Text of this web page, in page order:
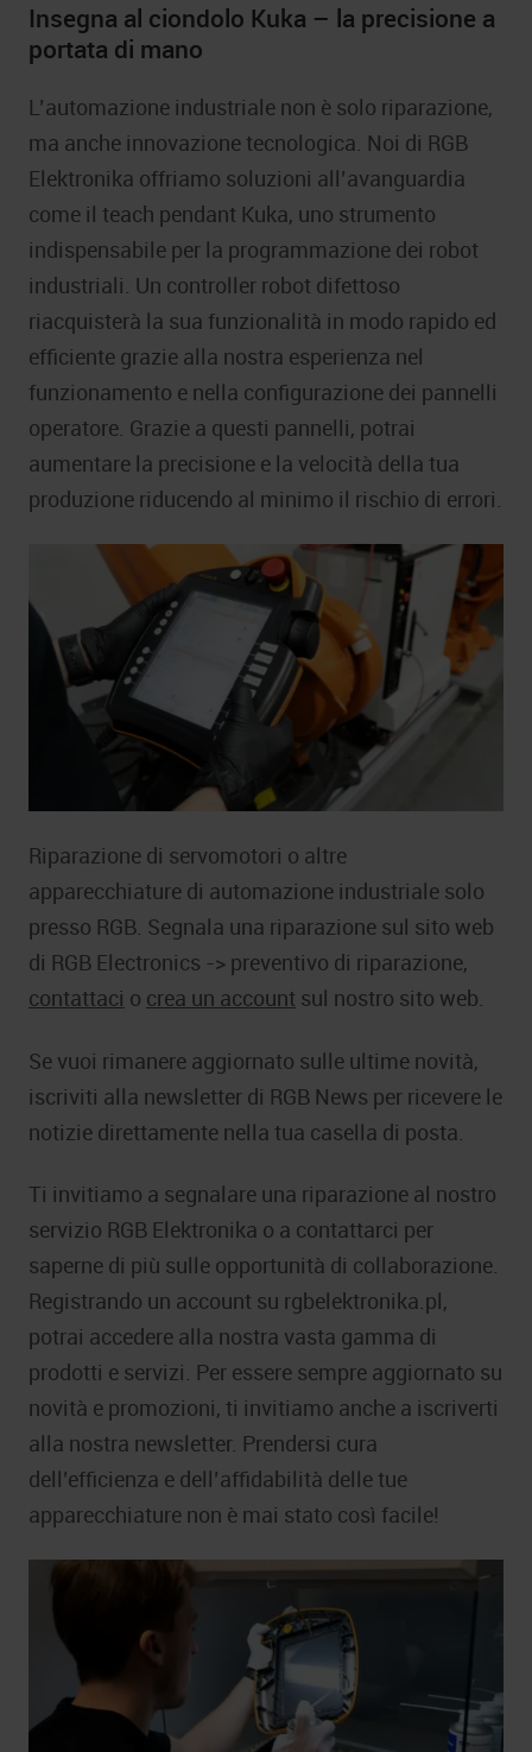
Insegna al ciondolo Kuka – la precisione a
portata di mano
L’automazione industriale non è solo riparazione,
ma anche innovazione tecnologica. Noi di RGB
Elektronika offriamo soluzioni all’avanguardia
come il teach pendant Kuka, uno strumento
indispensabile per la programmazione dei robot
industriali. Un controller robot difettoso
riacquisterà la sua funzionalità in modo rapido ed
efficiente grazie alla nostra esperienza nel
funzionamento e nella configurazione dei pannelli
operatore. Grazie a questi pannelli, potrai
aumentare la precisione e la velocità della tua
produzione riducendo al minimo il rischio di errori.
Riparazione di servomotori o altre
apparecchiature di automazione industriale solo
presso RGB. Segnala una riparazione sul sito web
di RGB Electronics -> preventivo di riparazione,
contattaci o crea un account sul nostro sito web.
Se vuoi rimanere aggiornato sulle ultime novità,
iscriviti alla newsletter di RGB News per ricevere le
notizie direttamente nella tua casella di posta.
Ti invitiamo a segnalare una riparazione al nostro
servizio RGB Elektronika o a contattarci per
saperne di più sulle opportunità di collaborazione.
Registrando un account su rgbelektronika.pl,
potrai accedere alla nostra vasta gamma di
prodotti e servizi. Per essere sempre aggiornato su
novità e promozioni, ti invitiamo anche a iscriverti
alla nostra newsletter. Prendersi cura
dell’efficienza e dell’affidabilità delle tue
apparecchiature non è mai stato così facile!